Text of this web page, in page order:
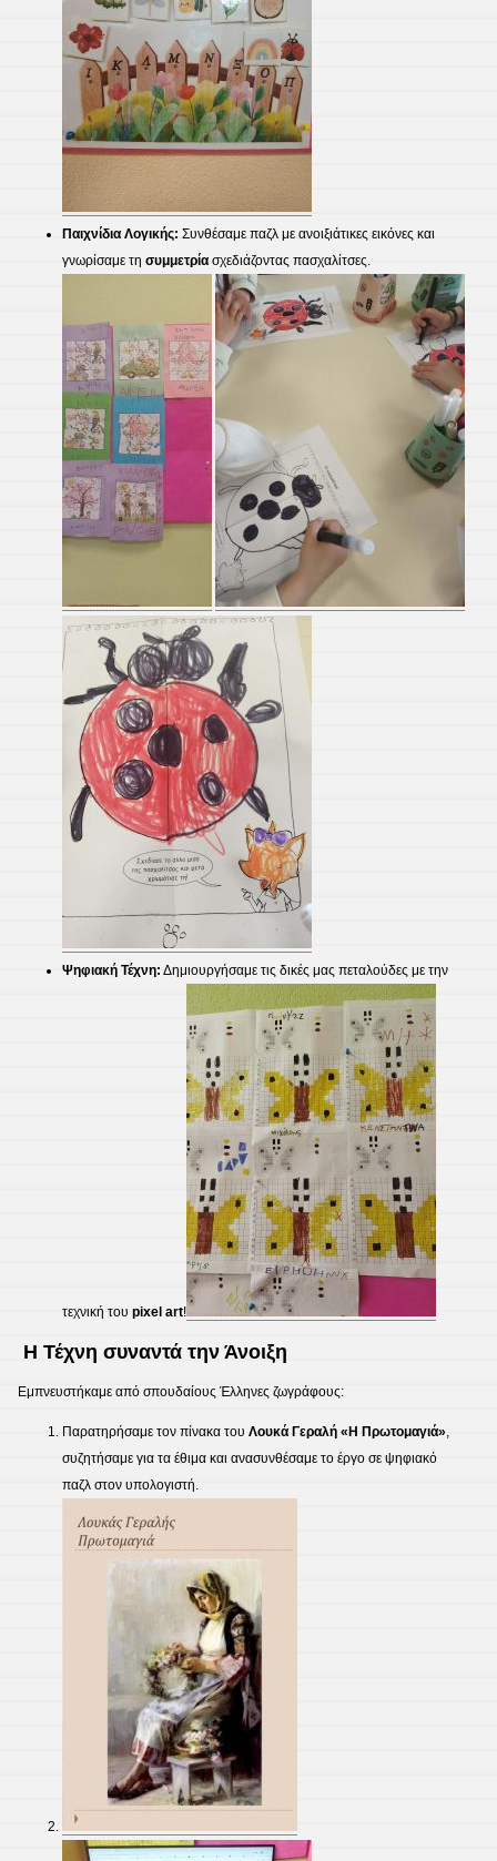
Παιχνίδια Λογικής: Συνθέσαμε παζλ με ανοιξιάτικες εικόνες και
γνωρίσαμε τη συμμετρία σχεδιάζοντας πασχαλίτσες.
Ψηφιακή Τέχνη: Δημιουργήσαμε τις δικές μας πεταλούδες με την
τεχνική του pixel art!
​ Η Τέχνη συναντά την Άνοιξη
​Εμπνευστήκαμε από σπουδαίους Έλληνες ζωγράφους:
​Παρατηρήσαμε τον πίνακα του Λουκά Γεραλή «Η Πρωτομαγιά»,
συζητήσαμε για τα έθιμα και ανασυνθέσαμε το έργο σε ψηφιακό
παζλ στον υπολογιστή.